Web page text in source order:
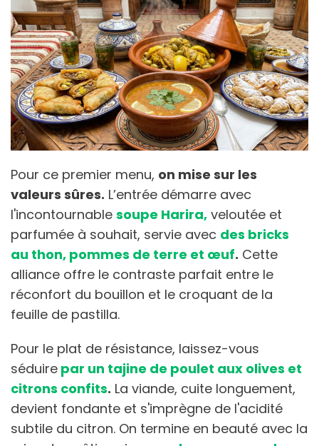
Pour ce premier menu, on mise sur les
valeurs sûres. L’entrée démarre avec
l'incontournable soupe Harira, veloutée et
parfumée à souhait, servie avec des bricks
au thon, pommes de terre et œuf. Cette
alliance offre le contraste parfait entre le
réconfort du bouillon et le croquant de la
feuille de pastilla.
Pour le plat de résistance, laissez-vous
séduire par un tajine de poulet aux olives et
citrons confits. La viande, cuite longuement,
devient fondante et s'imprègne de l'acidité
subtile du citron. On termine en beauté avec la